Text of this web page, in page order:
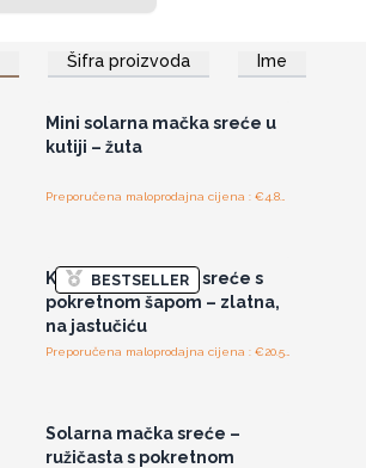
Šifra proizvoda Ime
Pristup veleprodajnim
cijenama
Mini solarna mačka sreće u
kutiji – žuta
BESTSELLER
Keramička mačka sreće s
pokretnom šapom – zlatna,
na jastučiću
Solarna mačka sreće –
ružičasta s pokretnom